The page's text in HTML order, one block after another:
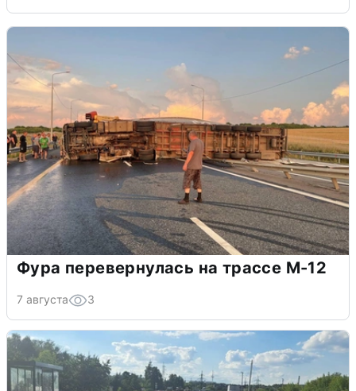
Фура перевернулась на трассе М-12
7 августа 3